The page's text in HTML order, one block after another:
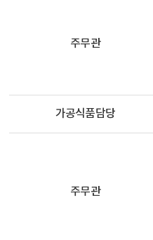
주무관
가공식품담당
주무관